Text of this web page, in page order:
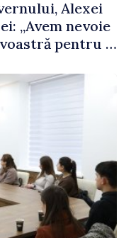
Alexei
„Avem nevoie
pentru a